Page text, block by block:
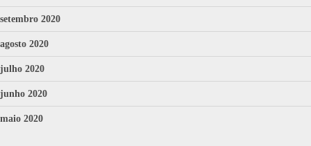
setembro 2020
agosto 2020
julho 2020
junho 2020
maio 2020